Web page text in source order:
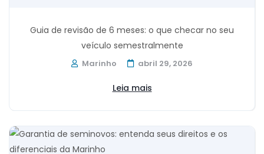
Guia de revisão de 6 meses: o que checar no seu
veículo semestralmente
Marinho abril 29, 2026
Leia mais